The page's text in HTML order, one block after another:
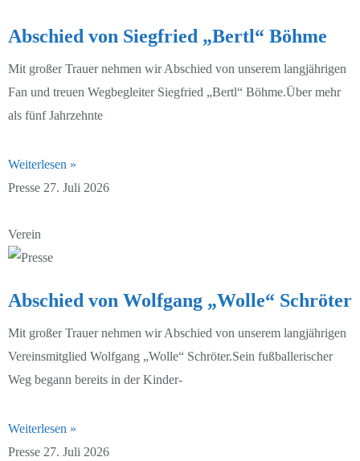
1. Männer 24/25
Alte Herren 24/25
C2-Junioren 24/25
C3-Junioren 24/25
Saison 25/26
2. Männer 25/26
B-Junioren 25/26
C1-Junioren 25/26
Abschied von Siegfried „Bertl“ Böhme
Mit großer Trauer nehmen wir Abschied von unserem langjährigen
Fan und treuen Wegbegleiter Siegfried „Bertl“ Böhme.Über mehr
als fünf Jahrzehnte
Weiterlesen »
Presse 27. Juli 2026
Verein
Abschied von Wolfgang „Wolle“ Schröter
Mit großer Trauer nehmen wir Abschied von unserem langjährigen
Vereinsmitglied Wolfgang „Wolle“ Schröter.Sein fußballerischer
Weg begann bereits in der Kinder-
Weiterlesen »
Presse 27. Juli 2026